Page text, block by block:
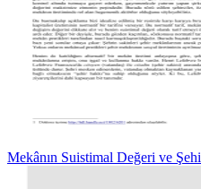
Mekânın Suistimal Değeri ve